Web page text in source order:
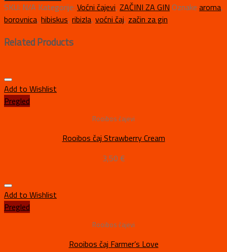
SKU: N/A Kategorije: Voćni čajevi, ZAČINI ZA GIN Oznake aroma,
borovnica, hibiskus, ribizla, voćni čaj, začin za gin
Related Products
Add to Wishlist
Pregled
Rooibos čajevi
Rooibos čaj Strawberry Cream
3,50 €
Add to Wishlist
Pregled
Rooibos čajevi
Rooibos čaj Farmer’s Love